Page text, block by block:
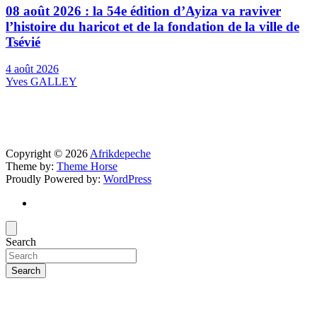
08 août 2026 : la 54e édition d’Ayiza va raviver
l’histoire du haricot et de la fondation de la ville de
Tsévié
4 août 2026
Yves GALLEY
Copyright © 2026Afrikdepeche
Theme by: Theme Horse
Proudly Powered by: WordPress
Search
Search